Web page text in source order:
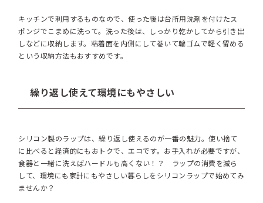
キッチンで利用するものなので、使った後は台所用洗剤を付けたス
ポンジでこまめに洗って。洗った後は、しっかり乾かしてから引き出
しなどに収納します。粘着面を内側にして巻いて輪ゴムで軽く留める
という収納方法もおすすめです。
繰り返し使えて環境にもやさしい
シリコン製のラップは、繰り返し使えるのが一番の魅力。使い捨て
に比べると経済的にもおトクで、エコです。お手入れが必要ですが、
食器と一緒に洗えばハードルも高くない！？ ラップの消費を減ら
して、環境にも家計にもやさしい暮らしをシリコンラップで始めてみ
ませんか？